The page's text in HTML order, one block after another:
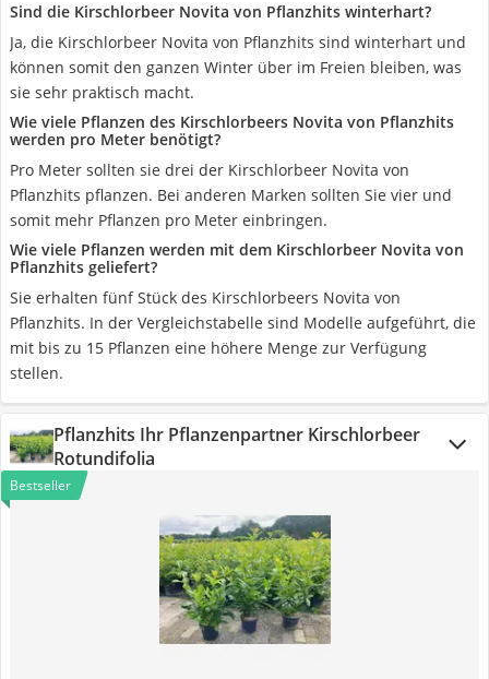
Sind die Kirschlorbeer Novita von Pflanzhits winterhart?
Ja, die Kirschlorbeer Novita von Pflanzhits sind winterhart und
können somit den ganzen Winter über im Freien bleiben, was
sie sehr praktisch macht.
Wie viele Pflanzen des Kirschlorbeers Novita von Pflanzhits
werden pro Meter benötigt?
Pro Meter sollten sie drei der Kirschlorbeer Novita von
Pflanzhits pflanzen. Bei anderen Marken sollten Sie vier und
somit mehr Pflanzen pro Meter einbringen.
Wie viele Pflanzen werden mit dem Kirschlorbeer Novita von
Pflanzhits geliefert?
Sie erhalten fünf Stück des Kirschlorbeers Novita von
Pflanzhits. In der Vergleichstabelle sind Modelle aufgeführt, die
mit bis zu 15 Pflanzen eine höhere Menge zur Verfügung
stellen.
Pflanzhits Ihr Pflanzenpartner Kirschlorbeer
Rotundifolia
Bestseller